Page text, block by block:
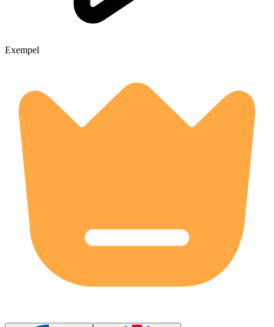
Exempel